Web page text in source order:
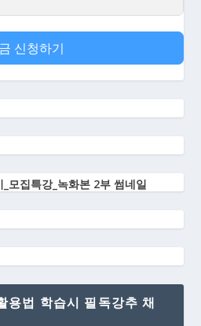
신청하기
용법 학습시 필독강추 채